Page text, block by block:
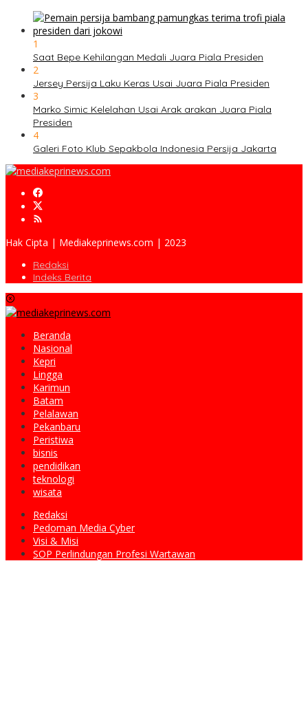
1
Saat Bepe Kehilangan Medali Juara Piala Presiden
2
Jersey Persija Laku Keras Usai Juara Piala Presiden
3
Marko Simic Kelelahan Usai Arak arakan Juara Piala
Presiden
4
Galeri Foto Klub Sepakbola Indonesia Persija Jakarta
Hak Cipta | Mediakeprinews.com | 2023
Redaksi
Indeks Berita
Beranda
Nasional
Kepri
Lingga
Karimun
Batam
Pelalawan
Pekanbaru
Peristiwa
bisnis
pendidikan
teknologi
wisata
Redaksi
Pedoman Media Cyber
Visi & Misi
SOP Perlindungan Profesi Wartawan